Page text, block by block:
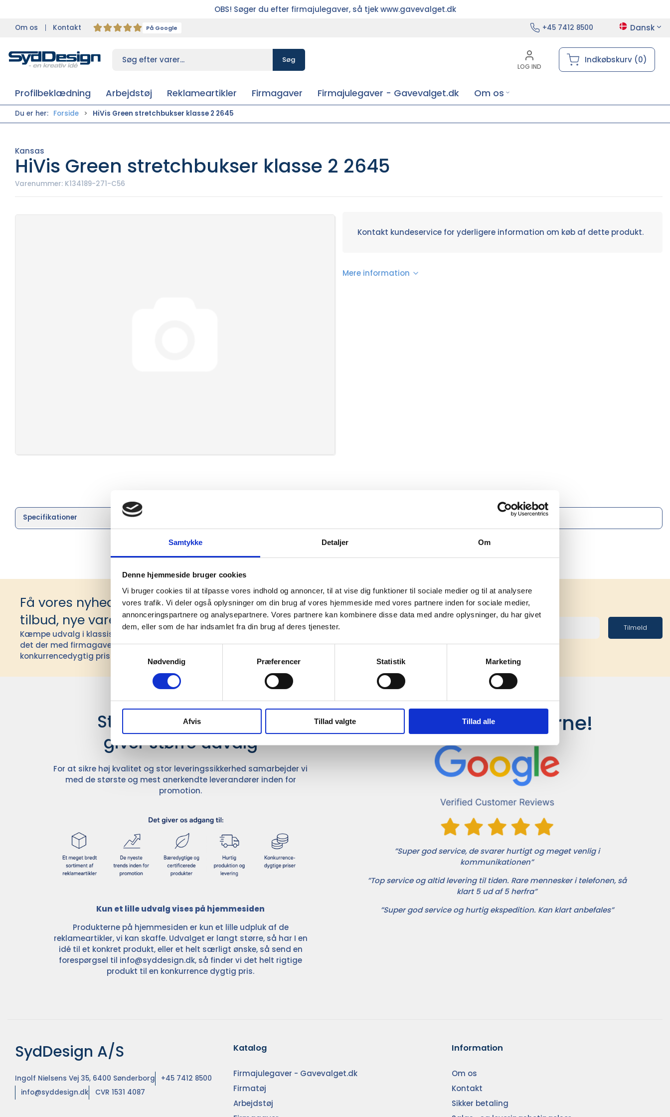
Samtykke Detaljer Om
Denne hjemmeside bruger cookies
Vi bruger cookies til at tilpasse vores indhold og annoncer, til at vise dig funktioner til sociale medier og til at analysere
vores trafik. Vi deler også oplysninger om din brug af vores hjemmeside med vores partnere inden for sociale medier,
annonceringspartnere og analysepartnere. Vores partnere kan kombinere disse data med andre oplysninger, du har givet
dem, eller som de har indsamlet fra din brug af deres tjenester.
Samtykkevalg
Nødvendig
Præferencer Statistik Marketing
Afvis Tillad valgte Tillad alle
OBS! Søger du efter firmajulegaver, så tjek www.gavevalget.dk
Om os Kontakt På Google +45 7412 8500 Dansk
Søg
LOG IND
Indkøbskurv (0)
Profilbeklædning Arbejdstøj Reklameartikler Firmagaver Firmajulegaver - Gavevalget.dk Om os
Du er her: Forside HiVis Green stretchbukser klasse 2 2645
Kansas
HiVis Green stretchbukser klasse 2 2645
Varenummer: K134189-271-C56
Kontakt kundeservice for yderligere information om køb af dette produkt.
Mere information
Specifikationer
Få vores nyhedsbrev med information om
tilbud, nye varer og andet godt
Kæmpe udvalg i klassiske og nyskabende gaveidéer til din virksomhed. Vi kan
det der med firmagaver, og har ydet god personlig service til en
konkurrencedygtig pris siden 1991.
Tilmeld
Stærke leverandører
giver større udvalg
For at sikre høj kvalitet og stor leveringssikkerhed samarbejder vi
med de største og mest anerkendte leverandører inden for
promotion.
Kun et lille udvalg vises på hjemmesiden
Produkterne på hjemmesiden er kun et lille udpluk af de
reklameartikler, vi kan skaffe. Udvalget er langt større, så har I en
idé til et konkret produkt, eller et helt særligt ønske, så send en
forespørgsel til info@syddesign.dk, så finder vi det helt rigtige
produkt til en konkurrence dygtig pris.
Det siger kunderne!
”Super god service, de svarer hurtigt og meget venlig i
kommunikationen”
”Top service og altid levering til tiden. Rare mennesker i telefonen, så
klart 5 ud af 5 herfra”
”Super god service og hurtig ekspedition. Kan klart anbefales”
SydDesign A/S
Ingolf Nielsens Vej 35, 6400 Sønderborg
+45 7412 8500
info@syddesign.dk
CVR 1531 4087
Katalog
Firmajulegaver - Gavevalget.dk
Firmatøj
Arbejdstøj
Information
Om os
Kontakt
Sikker betaling